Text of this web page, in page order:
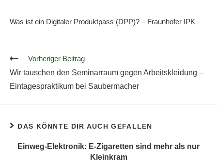
Was ist ein Digitaler Produktpass (DPP)? – Fraunhofer IPK
Vorheriger Beitrag
Wir tauschen den Seminarraum gegen Arbeitskleidung –
Eintagespraktikum bei Saubermacher
DAS KÖNNTE DIR AUCH GEFALLEN
Einweg-Elektronik: E-Zigaretten sind mehr als nur
Kleinkram